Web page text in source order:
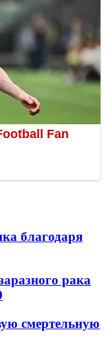
благодаря
рака
смертельную